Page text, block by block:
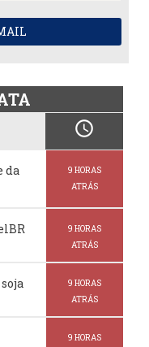
schedule
da
9 HORAS
ATRÁS
9 HORAS
ATRÁS
9 HORAS
ATRÁS
9 HORAS